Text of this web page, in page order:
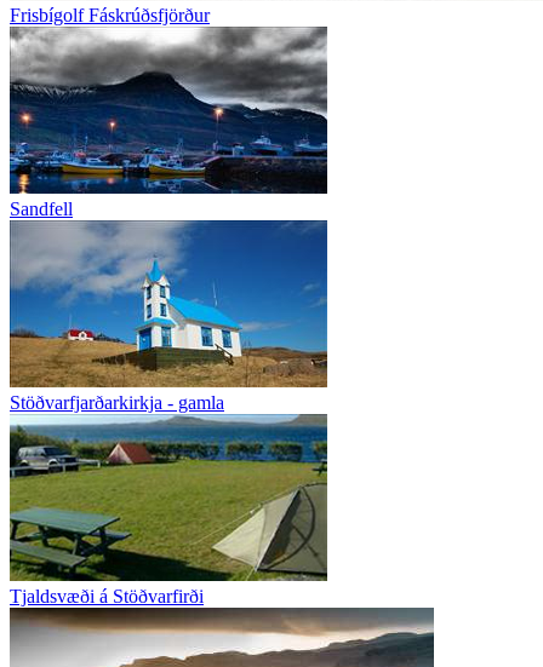
Frisbígolf Fáskrúðsfjörður
Sandfell
Stöðvarfjarðarkirkja - gamla
Tjaldsvæði á Stöðvarfirði